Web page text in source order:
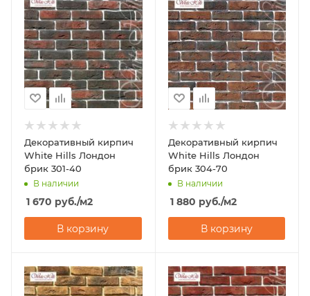
Декоративный кирпич
White Hills Лондон
брик 301-40
В наличии
1 670 руб./м2
В корзину
Декоративный кирпич
White Hills Лондон
брик 304-70
В наличии
1 880 руб./м2
В корзину